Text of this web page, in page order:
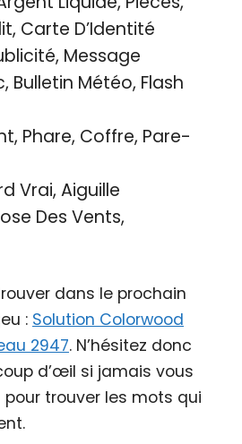
Carte D’Identité
Message
Bulletin Météo, Flash
Phare, Coffre, Pare-
Vrai, Aiguille
Des Vents,
dans le prochain
: Solution Colorwood
2947. N’hésitez donc
d’œil si jamais vous
trouver les mots qui